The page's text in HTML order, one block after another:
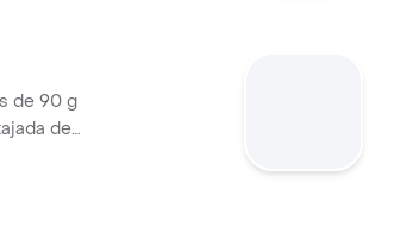
de 90 g
de